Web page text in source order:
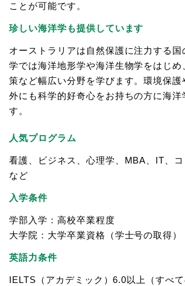
ことが可能です。
珍しい海洋学も提供しています
オーストラリアは自然保護に注力する
学では海洋地形学や海洋生物学をはじめ
策など幅広い分野を学びます。環境保護
外にも科学的好奇心をお持ちの方に海
す。
人気プログラム
看護、ビジネス、心理学、MBA、IT、
など
入学条件
学部入学：高校卒業程度
大学院：大学卒業資格（学士号の取得）
英語力条件
IELTS（アカデミック）6.0以上（すべ